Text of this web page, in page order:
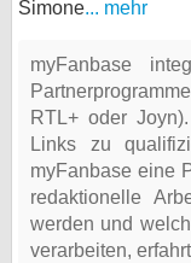
Simone... mehr
myFanbase
RTL+ oder
Links zu
myFanbase eine
redaktionelle
werden und
verarbeiten,